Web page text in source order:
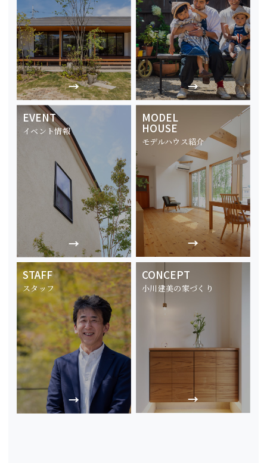
EVENT
イベント情報
MODEL
HOUSE
モデルハウス紹介
STAFF
スタッフ
CONCEPT
小川建美の家づくり